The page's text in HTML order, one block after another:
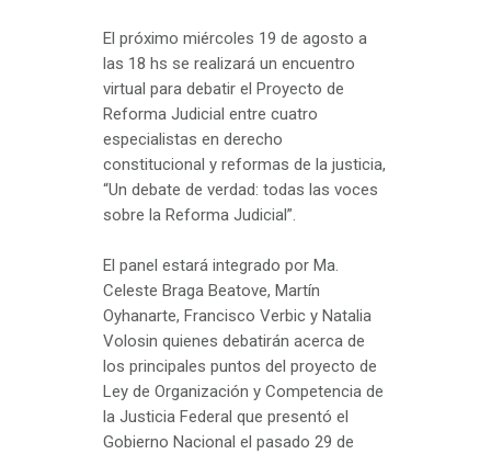
El próximo miércoles 19 de agosto a
las 18 hs se realizará un encuentro
virtual para debatir el Proyecto de
Reforma Judicial entre cuatro
especialistas en derecho
constitucional y reformas de la justicia,
“Un debate de verdad: todas las voces
sobre la Reforma Judicial”.
El panel estará integrado por Ma.
Celeste Braga Beatove, Martín
Oyhanarte, Francisco Verbic y Natalia
Volosin quienes debatirán acerca de
los principales puntos del proyecto de
Ley de Organización y Competencia de
la Justicia Federal que presentó el
Gobierno Nacional el pasado 29 de